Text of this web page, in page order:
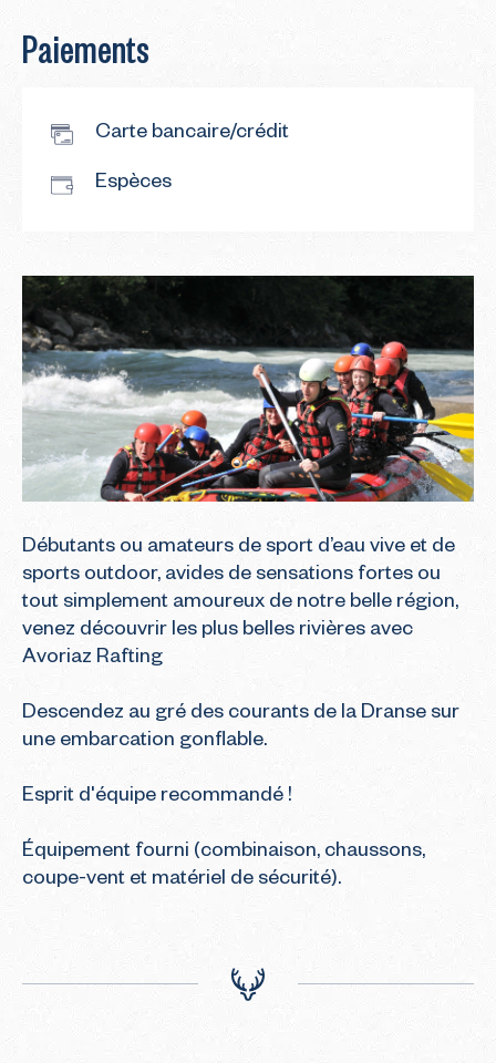
Débutants ou amateurs de sport d’eau vive et de
sports outdoor, avides de sensations fortes ou
tout simplement amoureux de notre belle région,
venez découvrir les plus belles rivières avec
Avoriaz Rafting
Descendez au gré des courants de la Dranse sur
une embarcation gonflable.
Esprit d'équipe recommandé !
Équipement fourni (combinaison, chaussons,
coupe-vent et matériel de sécurité).
Paiements
Carte bancaire/crédit
Espèces